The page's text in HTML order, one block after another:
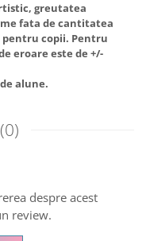
greutatea
fata de cantitatea
copii. Pentru
eroare este de +/-
alune.
(0)
despre acest
review.